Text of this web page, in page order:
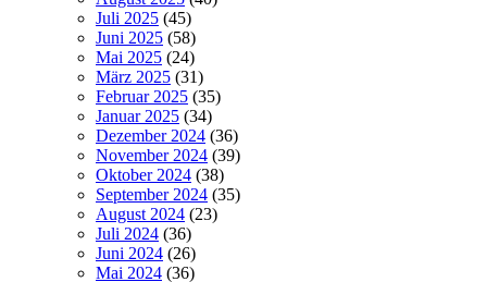
Juli 2025 (45)
Juni 2025 (58)
Mai 2025 (24)
März 2025 (31)
Februar 2025 (35)
Januar 2025 (34)
Dezember 2024 (36)
November 2024 (39)
Oktober 2024 (38)
September 2024 (35)
August 2024 (23)
Juli 2024 (36)
Juni 2024 (26)
Mai 2024 (36)